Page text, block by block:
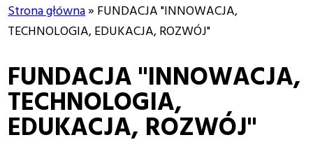
Ścieżka
nawigacyjna
Strona główna
FUNDACJA "INNOWACJA,
TECHNOLOGIA, EDUKACJA, ROZWÓJ"
FUNDACJA "INNOWACJA,
TECHNOLOGIA,
EDUKACJA, ROZWÓJ"